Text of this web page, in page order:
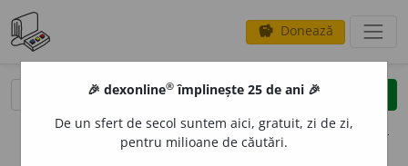
savings Donează
clear
opțiuni
🎉 dexonline® împlinește 25 de ani 🎉
De un sfert de secol suntem aici, gratuit, zi de zi,
pentru milioane de căutări.